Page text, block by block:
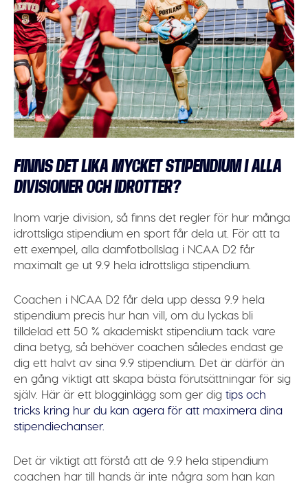
FINNS DET LIKA MYCKET STIPENDIUM I ALLA
DIVISIONER OCH IDROTTER?
Inom varje division, så finns det regler för hur många
idrottsliga stipendium en sport får dela ut. För att ta
ett exempel, alla damfotbollslag i NCAA D2 får
maximalt ge ut 9.9 hela idrottsliga stipendium.
Coachen i NCAA D2 får dela upp dessa 9.9 hela
stipendium precis hur han vill, om du lyckas bli
tilldelad ett 50 % akademiskt stipendium tack vare
dina betyg, så behöver coachen således endast ge
dig ett halvt av sina 9.9 stipendium. Det är därför än
en gång viktigt att skapa bästa förutsättningar för sig
själv. Här är ett blogginlägg som ger dig tips och
tricks kring hur du kan agera för att maximera dina
stipendiechanser.
Det är viktigt att förstå att de 9.9 hela stipendium
coachen har till hands är inte några som han kan